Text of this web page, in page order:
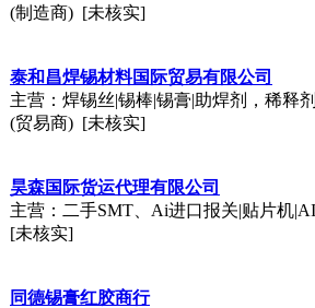
(制造商) [未核实]
泰和昌焊锡材料国际贸易有限公司
主营：焊锡丝|锡棒|锡膏|助焊剂，稀释
(贸易商) [未核实]
昊森国际货运代理有限公司
主营：二手SMT、Ai进口报关|贴片机
[未核实]
同德锡膏红胶商行